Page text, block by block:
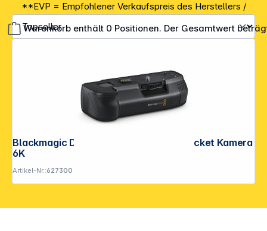
Warenkorb enthält 0 Positionen. Der Gesamtwert
Blackmagic Design Batteriegriff für Pocket Kamera
6K
Artikel-Nr.:627300
**EVP = Empfohlener Verkaufspreis des Herstellers /
Lieferanten zzgl. 19% Mwst.
Alle Preise exkl. gesetzl. Mehrwertsteuer zzgl.
Versandkosten.
Copyright © 2001 - 2026 DGH - Alle Rechte vorbehalten.